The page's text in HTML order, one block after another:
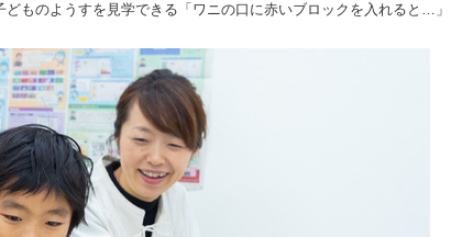
ものようすを見学できる「ワニの口に赤いブロックを入れると…」